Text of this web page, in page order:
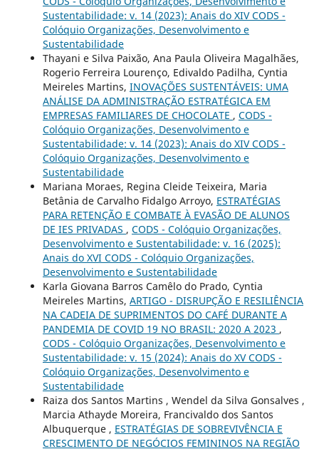
Sustentabilidade: v. 14 (2023): Anais do XIV CODS -
Colóquio Organizações, Desenvolvimento e
Sustentabilidade
Thayani e Silva Paixão, Ana Paula Oliveira Magalhães,
Rogerio Ferreira Lourenço, Edivaldo Padilha, Cyntia
Meireles Martins, INOVAÇÕES SUSTENTÁVEIS: UMA
ANÁLISE DA ADMINISTRAÇÃO ESTRATÉGICA EM
EMPRESAS FAMILIARES DE CHOCOLATE , CODS -
Colóquio Organizações, Desenvolvimento e
Sustentabilidade: v. 14 (2023): Anais do XIV CODS -
Colóquio Organizações, Desenvolvimento e
Sustentabilidade
Mariana Moraes, Regina Cleide Teixeira, Maria
Betânia de Carvalho Fidalgo Arroyo, ESTRATÉGIAS
PARA RETENÇÃO E COMBATE À EVASÃO DE ALUNOS
DE IES PRIVADAS , CODS - Colóquio Organizações,
Desenvolvimento e Sustentabilidade: v. 16 (2025):
Anais do XVI CODS - Colóquio Organizações,
Desenvolvimento e Sustentabilidade
Karla Giovana Barros Camêlo do Prado, Cyntia
Meireles Martins, ARTIGO - DISRUPÇÃO E RESILIÊNCIA
NA CADEIA DE SUPRIMENTOS DO CAFÉ DURANTE A
PANDEMIA DE COVID 19 NO BRASIL: 2020 A 2023 ,
CODS - Colóquio Organizações, Desenvolvimento e
Sustentabilidade: v. 15 (2024): Anais do XV CODS -
Colóquio Organizações, Desenvolvimento e
Sustentabilidade
Raiza dos Santos Martins , Wendel da Silva Gonsalves ,
Marcia Athayde Moreira, Francivaldo dos Santos
Albuquerque , ESTRATÉGIAS DE SOBREVIVÊNCIA E
CRESCIMENTO DE NEGÓCIOS FEMININOS NA REGIÃO